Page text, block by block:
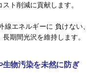
ト削減に貢献します。
エネルギーに 負けない、
期間光沢を維持します。
物汚染を未然に防ぎ